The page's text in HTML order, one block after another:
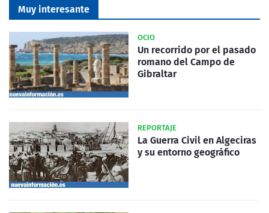
Muy interesante
OCIO
Un recorrido por el pasado
romano del Campo de
Gibraltar
REPORTAJE
La Guerra Civil en Algeciras
y su entorno geográfico